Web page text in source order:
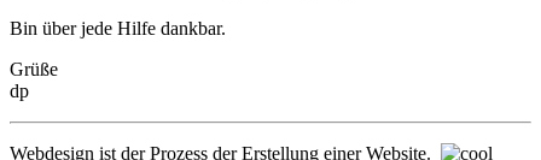
Bin über jede Hilfe dankbar.
Grüße
dp
Webdesign ist der Prozess der Erstellung einer Website.